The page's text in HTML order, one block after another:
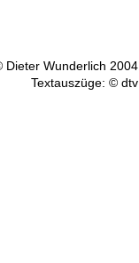
Dieter Wunderlich 2004
Textauszüge: © dtv